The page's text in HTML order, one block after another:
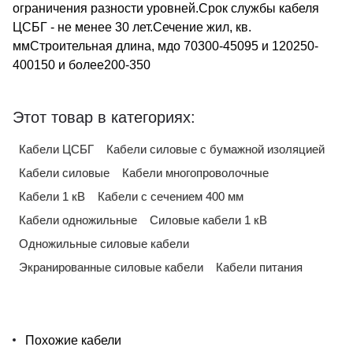
ограничения разности уровней.Срок службы кабеля
ЦСБГ - не менее 30 лет.Сечение жил, кв.
ммСтроительная длина, мдо 70300-45095 и 120250-
400150 и более200-350
Этот товар в категориях:
Кабели ЦСБГ
Кабели силовые с бумажной изоляцией
Кабели силовые
Кабели многопроволочные
Кабели 1 кВ
Кабели с сечением 400 мм
Кабели одножильные
Силовые кабели 1 кВ
Одножильные силовые кабели
Экранированные силовые кабели
Кабели питания
Похожие кабели